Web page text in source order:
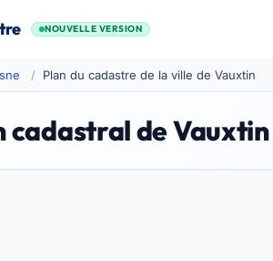
NOUVELLE VERSION
Plan du cadastre de la ville de Vauxtin
cadastral de Vauxtin